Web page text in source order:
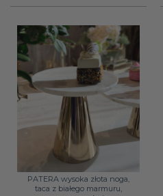
PATERA wysoka złota noga,
taca z białego marmuru,